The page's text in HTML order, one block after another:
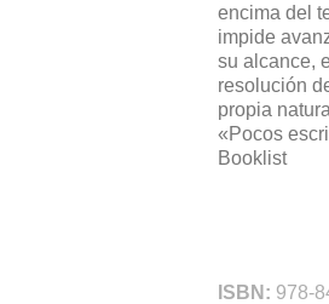
encima del
impide
su alcance,
resolución
propia
«Pocos
Booklist
ISBN: 978-